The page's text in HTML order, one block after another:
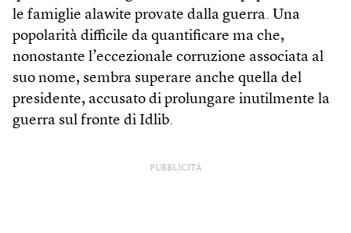
le famiglie alawite provate dalla guerra. Una
popolarità difficile da quantificare ma che,
nonostante l’eccezionale corruzione associata al
suo nome, sembra superare anche quella del
presidente, accusato di prolungare inutilmente la
guerra sul fronte di Idlib.
PUBBLICITÀ